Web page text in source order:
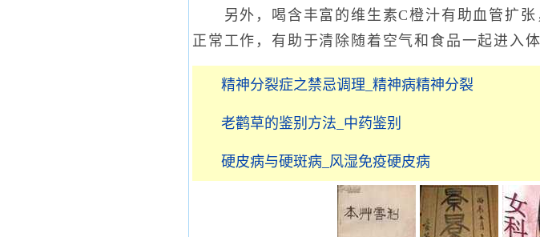
另外，喝含丰富的维生素C橙汁有助血管扩张
正常工作，有助于清除随着空气和食品一起进入
精神分裂症之禁忌调理_精神病精神分裂
老鹳草的鉴别方法_中药鉴别
硬皮病与硬斑病_风湿免疫硬皮病